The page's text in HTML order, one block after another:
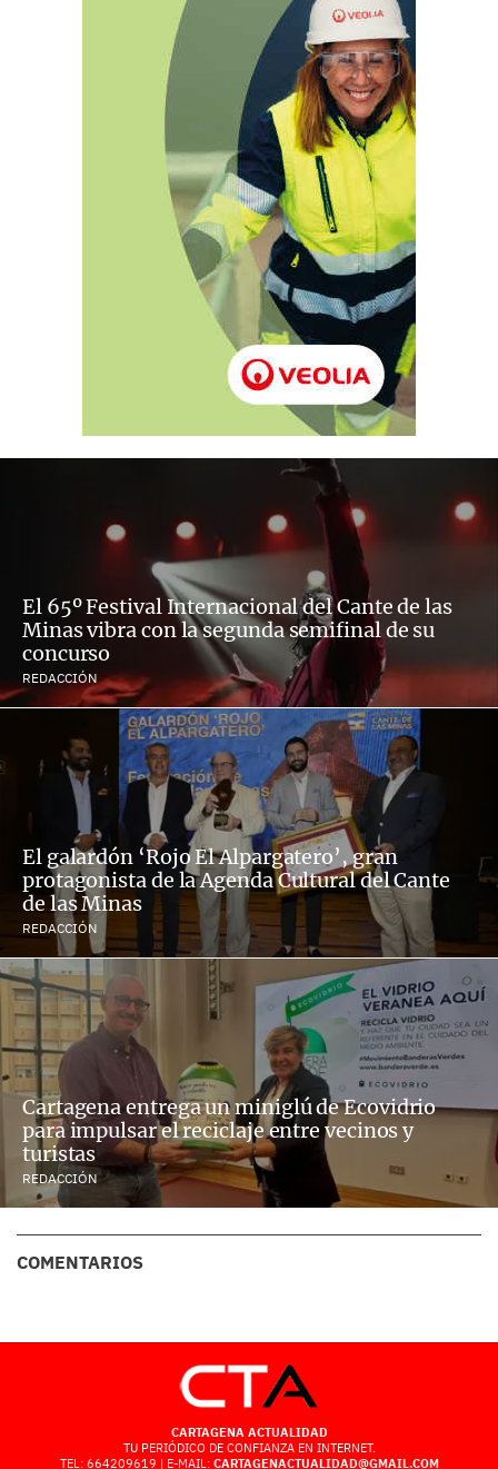
El 65º Festival Internacional del Cante de las
Minas vibra con la segunda semifinal de su
concurso
REDACCIÓN
El galardón ‘Rojo El Alpargatero’, gran
protagonista de la Agenda Cultural del Cante
de las Minas
REDACCIÓN
Cartagena entrega un miniglú de Ecovidrio
para impulsar el reciclaje entre vecinos y
turistas
REDACCIÓN
COMENTARIOS
CARTAGENA ACTUALIDAD
TU PERIÓDICO DE CONFIANZA EN INTERNET.
TEL: 664209619 | E-MAIL: CARTAGENACTUALIDAD@GMAIL.COM